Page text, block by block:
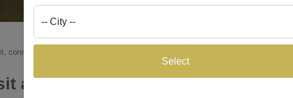
consectetur adipiscing elit.
amet, consectetur adipiscing elit.